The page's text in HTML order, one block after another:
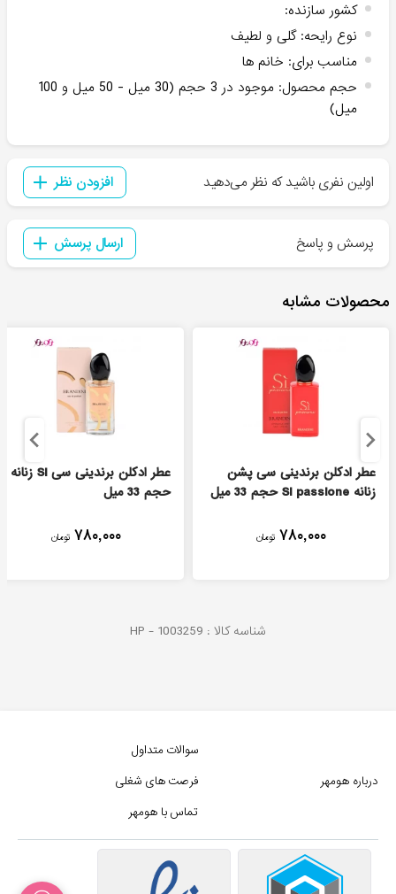
کشور سازنده:
نوع رایحه:گلی و لطیف
مناسب برای: خانم ها
حجم محصول:
موجود در 3 حجم (30 میل - 50 میل و 100
میل)
اولین نفری باشید که نظر می‌دهید افزودن نظر
پرسش و پاسخ ارسال پرسش
محصولات مشابه
عطر ادکلن برندینی سی پشن
زنانه Si passione حجم 33 میل
۷۸۰,۰۰۰ تومان
عطر ادکلن برندینی سی Si زنانه
حجم 33 میل
۷۸۰,۰۰۰ تومان
شناسه کالا : HP - 1003259
درباره هومهر
سوالات متداول
فرصت های شغلی
تماس با هومهر